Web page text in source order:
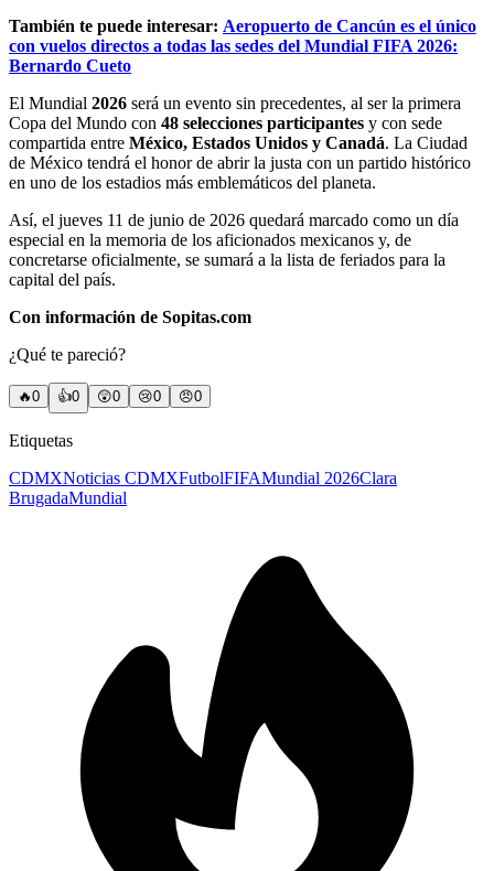
También te puede interesar: Aeropuerto de Cancún es el único
con vuelos directos a todas las sedes del Mundial FIFA 2026:
Bernardo Cueto
El Mundial 2026 será un evento sin precedentes, al ser la primera
Copa del Mundo con 48 selecciones participantes y con sede
compartida entre México, Estados Unidos y Canadá. La Ciudad
de México tendrá el honor de abrir la justa con un partido histórico
en uno de los estadios más emblemáticos del planeta.
Así, el jueves 11 de junio de 2026 quedará marcado como un día
especial en la memoria de los aficionados mexicanos y, de
concretarse oficialmente, se sumará a la lista de feriados para la
capital del país.
Con información de Sopitas.com
¿Qué te pareció?
🔥0 👍0 😲0 😢0 😠0
Etiquetas
CDMXNoticias CDMXFutbolFIFAMundial 2026Clara
BrugadaMundial